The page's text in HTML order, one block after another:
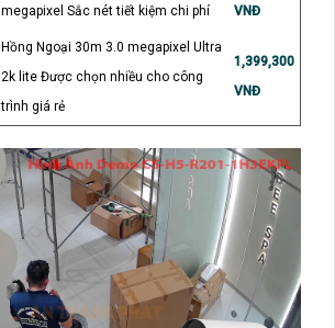
megapixel Sắc nét tiết kiệm chi phí
VNĐ
Hồng Ngoại 30m 3.0 megapixel Ultra
2k lite Được chọn nhiều cho công
trình giá rẻ
1,399,300
VNĐ